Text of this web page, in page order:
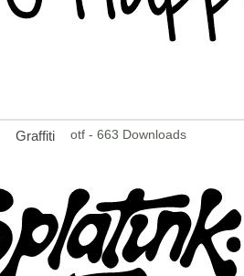
Graffiti otf - 663 Downloads